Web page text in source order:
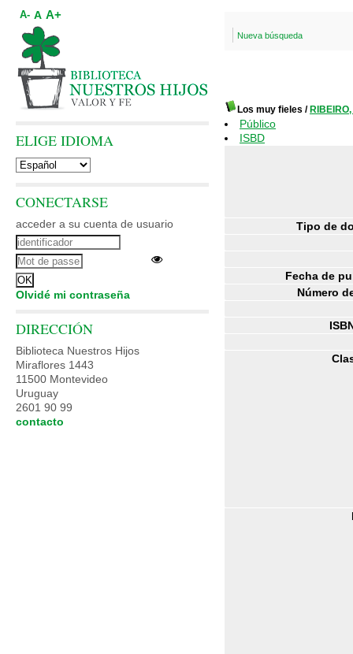
Nueva búsqueda
Los muy fieles /
Público
ISBD
Tipo de
Fecha de
Número
A- A A+
ELIGE IDIOMA
CONECTARSE
acceder a su cuenta de usuario
Olvidé mi contraseña
DIRECCIÓN
Biblioteca Nuestros Hijos
Miraflores 1443
11500 Montevideo
Uruguay
2601 90 99
contacto